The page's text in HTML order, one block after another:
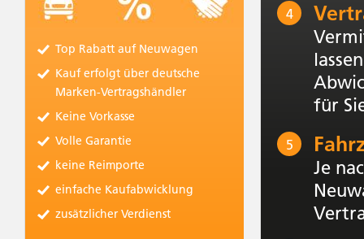
Top Rabatt auf Neuwagen
Kauf erfolgt über deutsche
Marken-Vertragshändler
Keine Vorkasse
Volle Garantie
keine Reimporte
einfache Kaufabwicklung
zusätzlicher Verdienst
4
für
5
Je